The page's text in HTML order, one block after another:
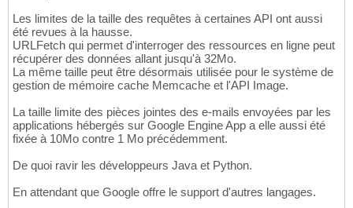
Les limites de la taille des requêtes à certaines API ont aussi
été revues à la hausse.
URLFetch qui permet d'interroger des ressources en ligne peut
récupérer des données allant jusqu'à 32Mo.
La même taille peut être désormais utilisée pour le système de
gestion de mémoire cache Memcache et l'API Image.
La taille limite des pièces jointes des e-mails envoyées par les
applications hébergés sur Google Engine App a elle aussi été
fixée à 10Mo contre 1 Mo précédemment.
De quoi ravir les développeurs Java et Python.
En attendant que Google offre le support d'autres langages.